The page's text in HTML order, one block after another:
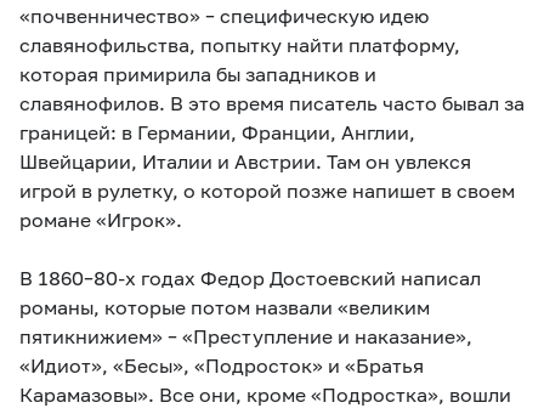
«почвенничество» – специфическую идею
славянофильства, попытку найти платформу,
которая примирила бы западников и
славянофилов. В это время писатель часто бывал за
границей: в Германии, Франции, Англии,
Швейцарии, Италии и Австрии. Там он увлекся
игрой в рулетку, о которой позже напишет в своем
романе «Игрок».
В 1860–80-х годах Федор Достоевский написал
романы, которые потом назвали «великим
пятикнижием» – «Преступление и наказание»,
«Идиот», «Бесы», «Подросток» и «Братья
Карамазовы». Все они, кроме «Подростка», вошли